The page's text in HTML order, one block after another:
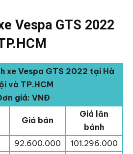
Vespa GTS 2022
xe Vespa GTS 2022 tại Hà
và TP.HCM
giá: VNĐ
Giá bán
Giá lăn
bánh
92.600.000 101.296.000